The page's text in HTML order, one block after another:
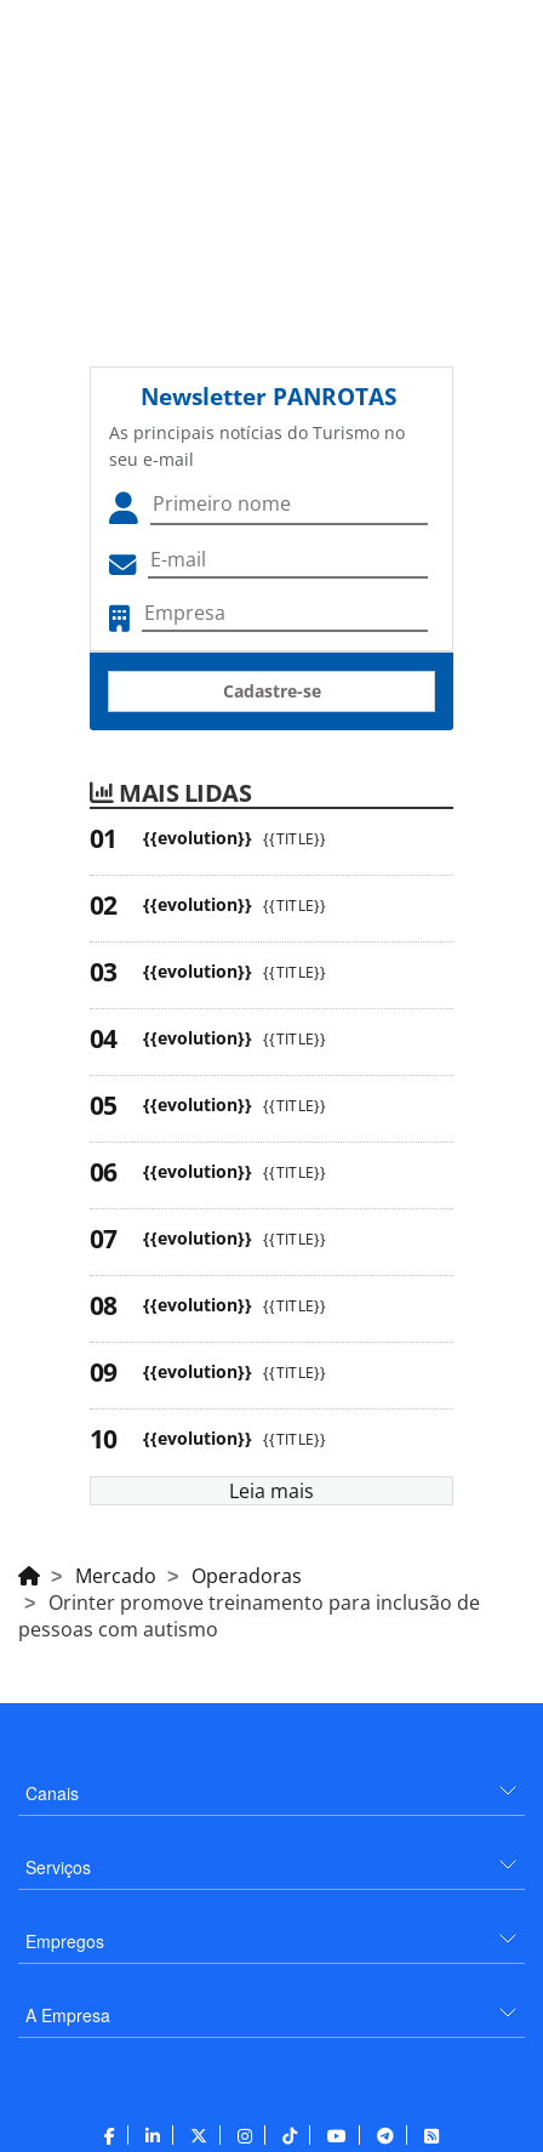
Newsletter PANROTAS
As principais notícias do Turismo no
seu e-mail
Cadastre-se
MAIS LIDAS
{{evolution}} {{TITLE}}
{{evolution}} {{TITLE}}
{{evolution}} {{TITLE}}
{{evolution}} {{TITLE}}
{{evolution}} {{TITLE}}
{{evolution}} {{TITLE}}
{{evolution}} {{TITLE}}
{{evolution}} {{TITLE}}
{{evolution}} {{TITLE}}
{{evolution}} {{TITLE}}
Leia mais
Mercado
Operadoras
Orinter promove treinamento para inclusão de
pessoas com autismo
Canais
Serviços
Empregos
A Empresa